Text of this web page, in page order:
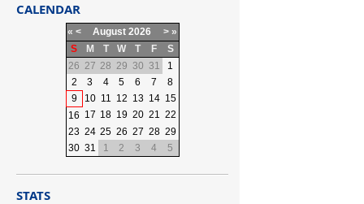
CALENDAR
« < August 2026 > »
S
M T W T F
S
26 27 28 29 30 31
1
2
3 4 5 6 7
8
9
10 11 12 13 14 15
16 17 18 19 20 21 22
23 24 25 26 27 28 29
30 31 1 2 3 4 5
STATS